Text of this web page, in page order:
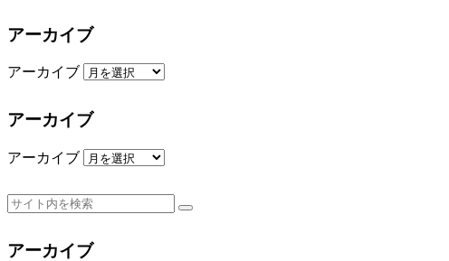
アーカイブ
アーカイブ
アーカイブ
アーカイブ
アーカイブ